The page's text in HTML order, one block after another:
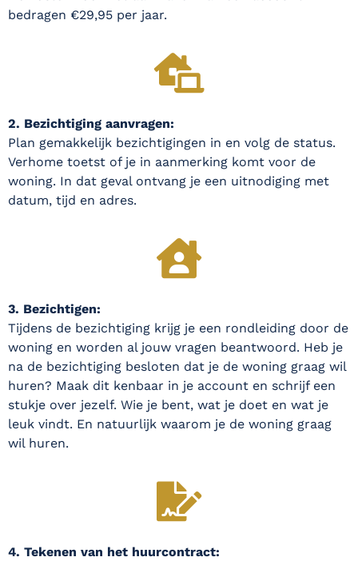
bedragen €29,95 per jaar.
2. Bezichtiging aanvragen:
Plan gemakkelijk bezichtigingen in en volg de status.
Verhome toetst of je in aanmerking komt voor de
woning. In dat geval ontvang je een uitnodiging met
datum, tijd en adres.
3. Bezichtigen:
Tijdens de bezichtiging krijg je een rondleiding door de
woning en worden al jouw vragen beantwoord. Heb je
na de bezichtiging besloten dat je de woning graag wil
huren? Maak dit kenbaar in je account en schrijf een
stukje over jezelf. Wie je bent, wat je doet en wat je
leuk vindt. En natuurlijk waarom je de woning graag
wil huren.
4. Tekenen van het huurcontract: